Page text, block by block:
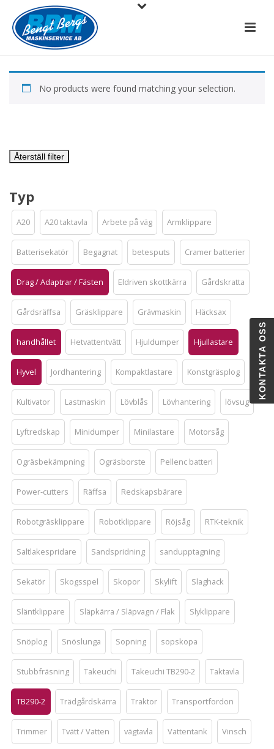
No products were found matching your selection.
Återställ filter
Typ
A20 A20 taktavla Arbete på väg Armklippare
Batterisekatör Begagnat betesputs Cramer batterier
Drag / Adaptrar / Fästen Eldriven skottkärra Gårdskratta
Gårdsräffsa Gräsklippare Grävmaskin Häcksax
handhållet Hetvattentvätt Hjuldumper Hjullastare
Hyvel Jordhantering Kompaktlastare Konstgräsplog
Kultivator Lastmaskin Lövblås Lövhantering lövsug
Lyftredskap Minidumper Minilastare Motorsåg
Ogräsbekämpning Ogräsborste Pellenc batteri
Power-cutters Räffsa Redskapsbärare
Robotgräsklippare Robotklippare Röjsåg RTK-teknik
Saltlakespridare Sandspridning sandupptagning
Sekatör Skogsspel Skopor Skylift Slaghack
Släntklippare Släpkärra / Släpvagn / Flak Slyklippare
Snöplog Snöslunga Sopning sopskopa
Stubbfräsning Takeuchi Takeuchi TB290-2 Taktavla
TB290-2 Trädgårdskärra Traktor Transportfordon
Trimmer Tvätt / Vatten vägtavla Vattentank Vinsch
KONTAKTA OSS